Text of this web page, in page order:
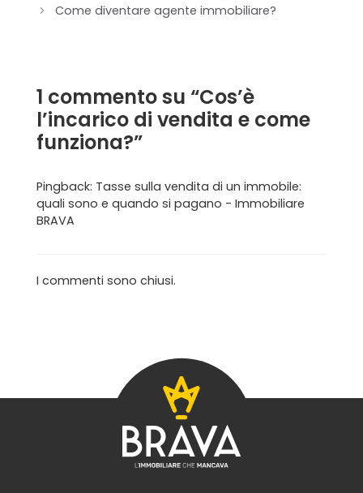
Come diventare agente immobiliare?
1 commento su “Cos’è
l’incarico di vendita e come
funziona?”
Pingback: Tasse sulla vendita di un immobile:
quali sono e quando si pagano - Immobiliare
BRAVA
I commenti sono chiusi.